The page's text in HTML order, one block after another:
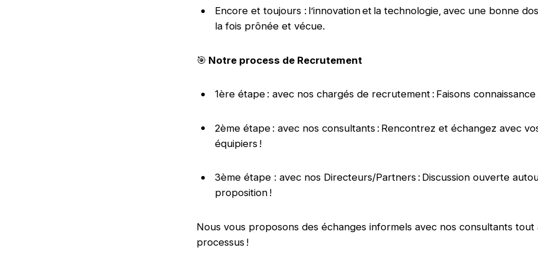
Encore et toujours : l’innovation et la technologie, avec une bonne
la fois prônée et vécue.
🎯 Notre process de Recrutement
1ère étape : avec nos chargés de recrutement : Faisons connaissance
2ème étape : avec nos consultants : Rencontrez et échangez avec
équipiers !
3ème étape : avec nos Directeurs/Partners : Discussion ouverte
proposition !
Nous vous proposons des échanges informels avec nos consultants tout
processus !